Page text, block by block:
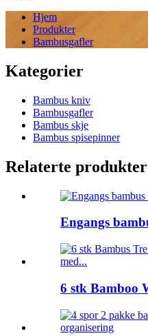
Hjem
Produkter
Bambusgafler
Kategorier
Bambus kniv
Bambusgafler
Bambus skje
Bambus spisepinner
Relaterte produkter
Engangs
6 stk Bamboo